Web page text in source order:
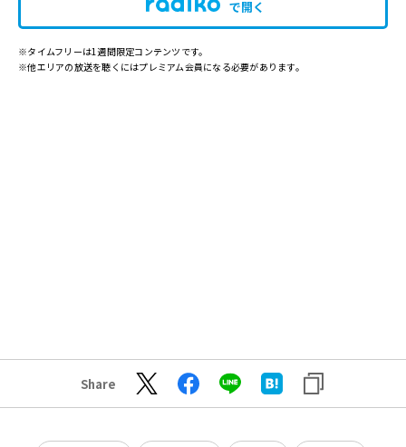
で開く
※タイムフリーは1週間限定コンテンツです。
※他エリアの放送を聴くにはプレミアム会員になる必要があります。
Share